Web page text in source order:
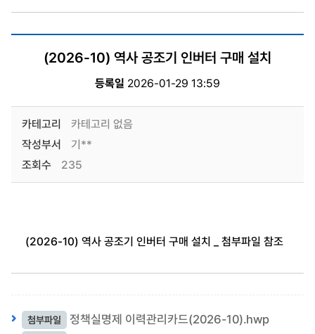
(2026-10) 역사 공조기 인버터 구매 설치
등록일 2026-01-29 13:59
카테고리
카테고리 없음
작성부서
기**
조회수
235
(2026-10) 역사 공조기 인버터 구매 설치 _ 첨부파일 참조
첨부파일 정책실명제 이력관리카드(2026-10).hwp